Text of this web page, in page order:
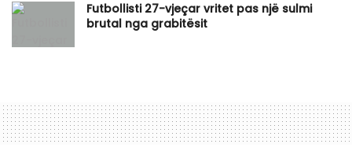
Futbollisti 27-vjeçar vritet pas një sulmi
brutal nga grabitësit